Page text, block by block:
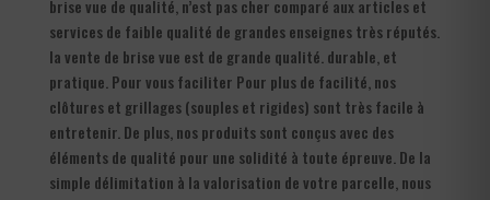
brise vue de qualité, n’est pas cher comparé aux articles et
services de faible qualité de grandes enseignes très réputés.
la vente de brise vue est de grande qualité. durable, et
pratique. Pour vous faciliter Pour plus de facilité, nos
clôtures et grillages (souples et rigides) sont très facile à
entretenir. De plus, nos produits sont conçus avec des
éléments de qualité pour une solidité à toute épreuve. De la
simple délimitation à la valorisation de votre parcelle, nous